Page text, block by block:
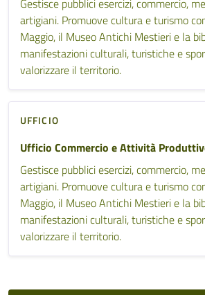
artigiani. Promuove cultura e turismo
Maggio, il Museo Antichi Mestieri e la
manifestazioni culturali, turistiche e
valorizzare il territorio.
UFFICIO
Ufficio Commercio e Attività
Gestisce pubblici esercizi, commercio,
artigiani. Promuove cultura e turismo
Maggio, il Museo Antichi Mestieri e la
manifestazioni culturali, turistiche e
valorizzare il territorio.